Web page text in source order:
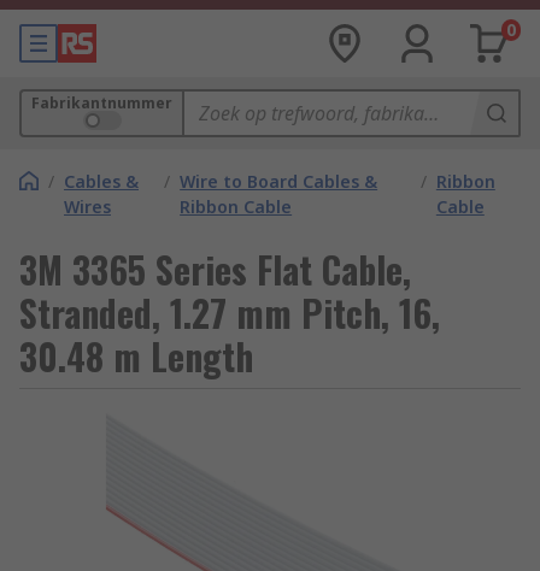
0
Fabrikantnummer
/ Cables &
Wires
/ Wire to Board Cables &
Ribbon Cable
/ Ribbon
Cable
3M 3365 Series Flat Cable,
Stranded, 1.27 mm Pitch, 16,
30.48 m Length